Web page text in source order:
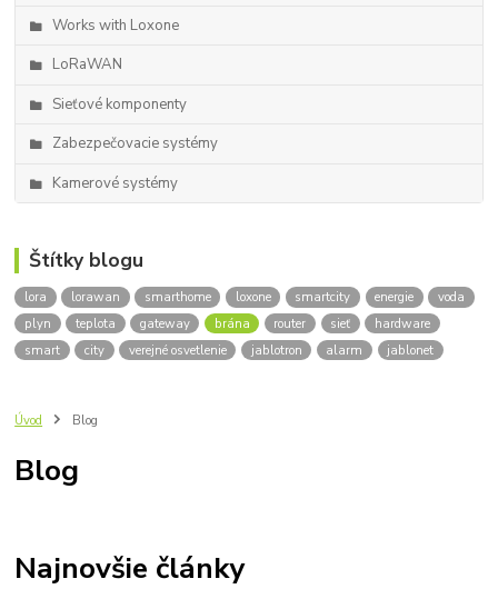
Works with Loxone
LoRaWAN
Sieťové komponenty
Zabezpečovacie systémy
Kamerové systémy
Štítky blogu
lora lorawan smarthome loxone smartcity energie
voda
plyn
teplota gateway brána router sieť
hardware
smart
city verejné osvetlenie jablotron alarm jablonet
Úvod Blog
Blog
Najnovšie články